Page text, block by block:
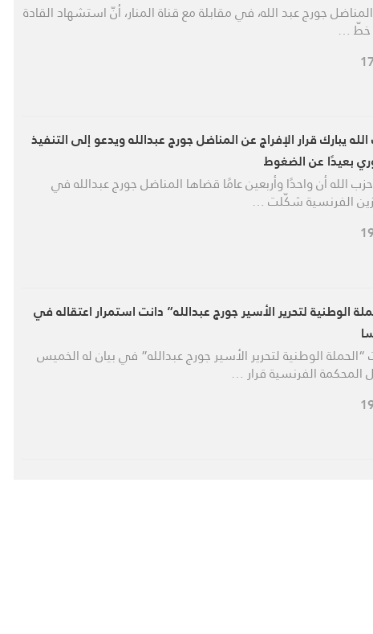
جورج عبد الله، في مقابلة مع قناة المنار، أنّ استشهاد القادة
خطّ …
يبارك قرار الإفراج عن المناضل جورج عبدالله ويدعو إلى التنفيذ
بعيدًا عن الضغوط
الله أن واحدًا وأربعين عامًا قضاها المناضل جورج عبدالله في
الفرنسية شكّلت …
الوطنية لتحرير الأسير جورج عبدالله” دانت استمرار اعتقاله في
“الحملة الوطنية لتحرير الأسير جورج عبدالله” في بيان له الخميس
المحكمة الفرنسية قرار …